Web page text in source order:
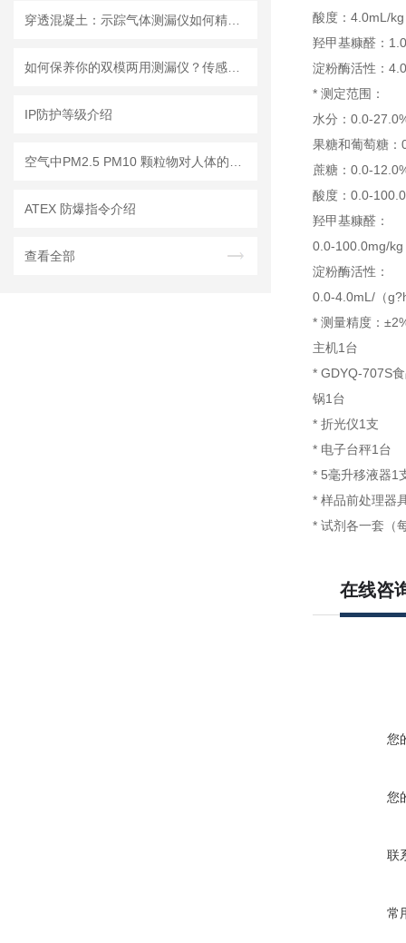
IP防护等级介绍
ATEX 防爆指令介绍
查看全部
酸度：4.0mL/kg
羟甲基糠醛：
淀粉酶活性：
* 测定范围：
水分：0.0-
果糖和葡萄糖：
蔗糖：0.0-
酸度：0.0-
羟甲基糠醛：
0.0-100.0mg/kg
淀粉酶活性：
0.0-4.0mL/（
* 测量精度：
主机1台
* GDYQ-707S
锅1台
* 折光仪1支
* 电子台秤1台
* 5毫升移液器1
* 样品前处理器
* 试剂各一套（
在线咨
您
您
联
常